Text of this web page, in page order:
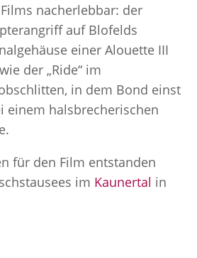
nacherlebbar: der
auf Blofelds
einer Alouette III
der „Ride“ im
in dem Bond einst
einem halsbrecherischen
für den Film entstanden
im Kaunertal in